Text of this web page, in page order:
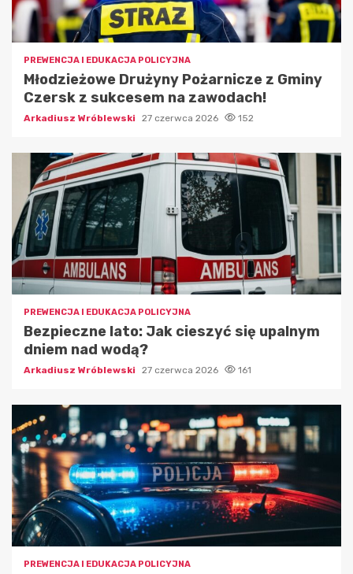
PREWENCJA I EDUKACJA POLICYJNA
Młodzieżowe Drużyny Pożarnicze z Gminy
Czersk z sukcesem na zawodach!
Arkadiusz Wróblewski 27 czerwca 2026 152
PREWENCJA I EDUKACJA POLICYJNA
Bezpieczne lato: Jak cieszyć się upalnym
dniem nad wodą?
Arkadiusz Wróblewski 27 czerwca 2026 161
PREWENCJA I EDUKACJA POLICYJNA